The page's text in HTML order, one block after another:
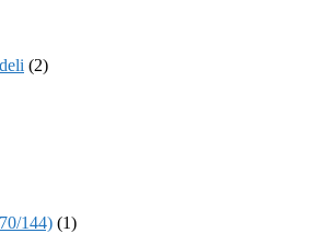
(2)
144) (1)